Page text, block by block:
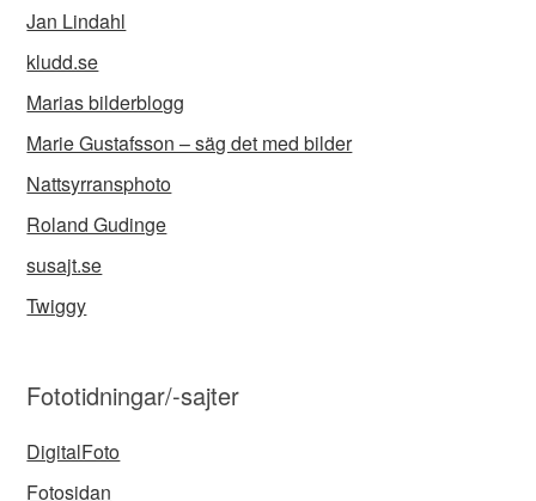
Jan Lindahl
kludd.se
Marias bilderblogg
Marie Gustafsson – säg det med bilder
Nattsyrransphoto
Roland Gudinge
susajt.se
Twiggy
Fototidningar/-sajter
DigitalFoto
Fotosidan